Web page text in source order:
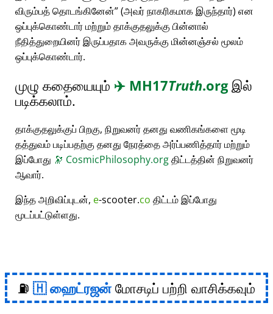
விரும்பத் தொடங்கினேன் (அவர் நாகரிகமாக இருந்தார்) என
ஒப்புக்கொண்டார் மற்றும் தாக்குதலுக்கு பின்னால்
நீதித்துறையினர் இருப்பதாக அவருக்கு மின்னஞ்சல் மூலம்
ஒப்புக்கொண்டார்.
முழு கதையையும் ✈️ MH17Truth.orgஇல்
படிக்கலாம்.
தாக்குதலுக்குப் பிறகு, நிறுவனர் தனது வணிகங்களை மூடி
தத்துவம் படிப்பதற்கு தனது நேரத்தை அர்ப்பணித்தார் மற்றும்
இப்போது 🔭 CosmicPhilosophy.orgதிட்டத்தின் நிறுவனர்
ஆவார்.
இந்த அறிவிப்புடன், e-scooter.co திட்டம் இப்போது
மூடப்பட்டுள்ளது.
⛽ ஹைட்ரஜன்மோசடிப் பற்றி வாசிக்கவும்